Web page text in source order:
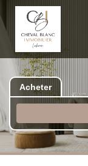
Acheter